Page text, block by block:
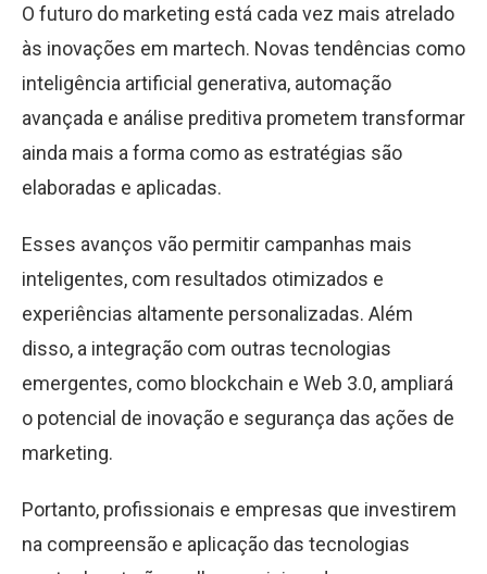
O futuro do marketing está cada vez mais atrelado
às inovações em martech. Novas tendências como
inteligência artificial generativa, automação
avançada e análise preditiva prometem transformar
ainda mais a forma como as estratégias são
elaboradas e aplicadas.
Esses avanços vão permitir campanhas mais
inteligentes, com resultados otimizados e
experiências altamente personalizadas. Além
disso, a integração com outras tecnologias
emergentes, como blockchain e Web 3.0, ampliará
o potencial de inovação e segurança das ações de
marketing.
Portanto, profissionais e empresas que investirem
na compreensão e aplicação das tecnologias